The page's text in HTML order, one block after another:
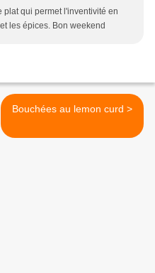
plat qui permet l'inventivité en
les épices. Bon weekend
Bouchées au lemon curd >